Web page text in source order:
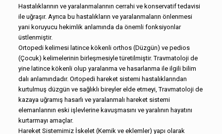
Hastalıklarının ve yaralanmalarının cerrahi ve konservatif tedavisi
ile uğraşır. Ayrıca bu hastalıkların ve yaralanmaların önlenmesi
yani koruyucu hekimlik anlamında da önemli fonksiyonlar
üstlenmiştir.
Ortopedi kelimesi latince kökenli orthos (Düzgün) ve pedios
(Çocuk) kelimelerinin birleşmesiyle türetilmiştir. Travmatoloji de
yine latince kökenli olup yaralanma ve hasarlanma ile ilgili bilim
dalı anlamındadır. Ortopedi hareket sistemi hastalıklarından
kurtulmuş düzgün ve sağlıklı bireyler elde etmeyi, Travmatoloji de
kazaya uğramış hasarlı ve yaralanmalı hareket sistemi
elemanlarının eski işlevlerine kavuşmasını ve yaralının hayatını
kurtarmayı amaçlar.
Hareket Sistemimiz İskelet (Kemik ve eklemler) yapı olarak